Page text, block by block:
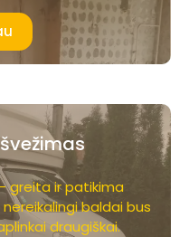
greita ir patikima
baldai bus
draugiškai.